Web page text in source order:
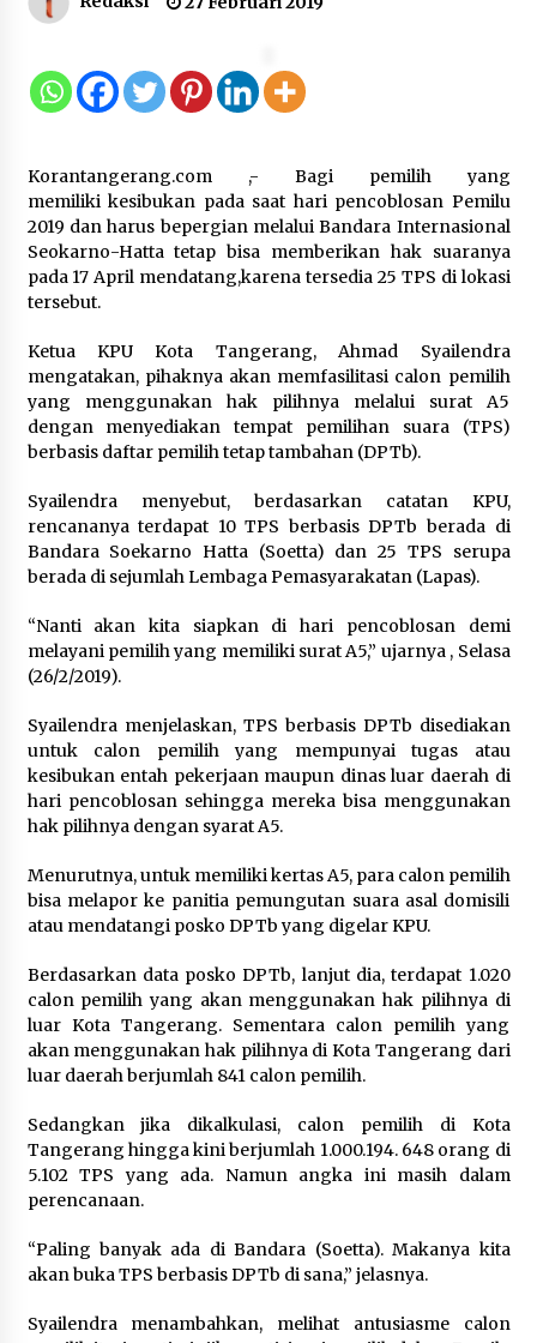
dengan Nuansa Kebersamaan
7 Agustus 2026
Pemanfaatan Limbah Galon Bekas,
Lapas Banjar Tanam 200 Pohon
Cabai Dukung Program Ketahanan
Pangan
Tagihan Air Tanpa Pemakaian,
Terungkap Ada Transisi Panjang
Pengelolaan , Perumdam TKR
Didesak Transparan
Sarana PAUD Diperkuat, Tangsel
Dorong Angka Partisipasi Sekolah
7 Agustus 2026
KKM Universitas Bina Bangsa
Kelompok 83 Laksanakan
Pendampingan Pembuatan Spanduk
Sebagai Upaya Memperkuat
Pemasaran UMKM di Desa Cempaka
Jaga Kebugaran Petugas, Lapas
Kelas I Tangerang Gelar Cek
Lanjutan
6 Agustus 2026
Kemenkum Malut Dorong
Digital, Sosialisasikan Pencatatan
Gratis dan Penguatan Royalti
Dikunjungi PWI, Wawan Fauzi: Peran
Media Bisa Berdampak Besar
Korantangerang.com ,- Bagi pemilih yang
memiliki kesibukan pada saat hari pencoblosan Pemilu
2019 dan harus bepergian melalui Bandara Internasional
Seokarno-Hatta tetap bisa memberikan hak suaranya
pada 17 April mendatang,karena tersedia 25 TPS di lokasi
tersebut.
Ketua KPU Kota Tangerang, Ahmad Syailendra
mengatakan, pihaknya akan memfasilitasi calon pemilih
yang menggunakan hak pilihnya melalui surat A5
dengan menyediakan tempat pemilihan suara (TPS)
berbasis daftar pemilih tetap tambahan (DPTb).
Syailendra menyebut, berdasarkan catatan KPU,
rencananya terdapat 10 TPS berbasis DPTb berada di
Bandara Soekarno Hatta (Soetta) dan 25 TPS serupa
berada di sejumlah Lembaga Pemasyarakatan (Lapas).
“Nanti akan kita siapkan di hari pencoblosan demi
melayani pemilih yang memiliki surat A5,” ujarnya , Selasa
(26/2/2019).
Syailendra menjelaskan, TPS berbasis DPTb disediakan
untuk calon pemilih yang mempunyai tugas atau
kesibukan entah pekerjaan maupun dinas luar daerah di
hari pencoblosan sehingga mereka bisa menggunakan
hak pilihnya dengan syarat A5.
Menurutnya, untuk memiliki kertas A5, para calon pemilih
bisa melapor ke panitia pemungutan suara asal domisili
atau mendatangi posko DPTb yang digelar KPU.
Berdasarkan data posko DPTb, lanjut dia, terdapat 1.020
calon pemilih yang akan menggunakan hak pilihnya di
luar Kota Tangerang. Sementara calon pemilih yang
akan menggunakan hak pilihnya di Kota Tangerang dari
luar daerah berjumlah 841 calon pemilih.
Sedangkan jika dikalkulasi, calon pemilih di Kota
Tangerang hingga kini berjumlah 1.000.194. 648 orang di
5.102 TPS yang ada. Namun angka ini masih dalam
perencanaan.
“Paling banyak ada di Bandara (Soetta). Makanya kita
akan buka TPS berbasis DPTb di sana,” jelasnya.
Syailendra menambahkan, melihat antusiasme calon